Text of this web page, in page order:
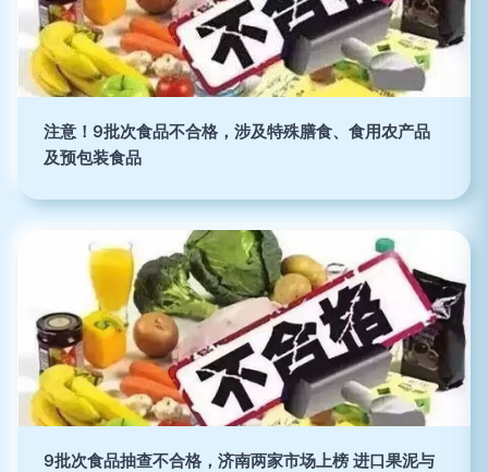
注意！9批次食品不合格，涉及特殊膳食、食用农产品
及预包装食品
9批次食品抽查不合格，济南两家市场上榜 进口果泥与